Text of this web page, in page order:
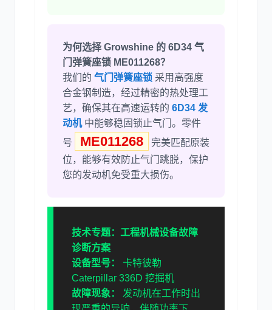
为何选择 Growshine 的 6D34 气
门弹簧座锁 ME011268？
我们的 气门弹簧座锁 采用高强度
合金钢制造，经过精密的热处理工
艺，确保其在高速运转的 6D34 发
动机中能够稳固锁止气门。零件
号
ME011268
完美匹配原装
位，能够有效防止气门跳脱，保护
您的发动机免受重大损伤。
技术专题：工程机械设备故障
诊断方案
设备型号：
卡特彼勒
Caterpillar 336D 挖掘机
故障现象：
发动机在工作时出